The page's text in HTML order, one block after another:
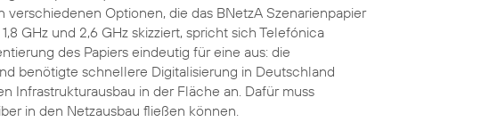
Optionen, die das BNetzA Szenarienpapier
GHz und 2,6 GHz skizziert, spricht sich Telefónica
des Papiers eindeutig für eine aus: die
benötigte schnellere Digitalisierung in Deutschland
Infrastrukturausbau in der Fläche an. Dafür muss
in den Netzausbau fließen können.